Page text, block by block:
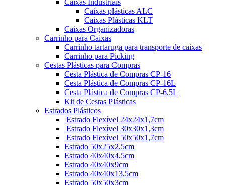
Caixas Industriais
Caixas plásticas ALC
Caixas Plásticas KLT
Caixas Organizadoras
Carrinho para Caixas
Carrinho tartaruga para transporte de caixas
Carrinho para Picking
Cestas Plásticas para Compras
Cesta Plástica de Compras CP-16
Cesta Plástica de Compras CP-16L
Cesta Plástica de Compras CP-6,5L
Kit de Cestas Plásticas
Estrados Plásticos
Estrado Flexível 24x24x1,7cm
Estrado Flexível 30x30x1,3cm
Estrado Flexível 50x50x1,7cm
Estrado 50x25x2,5cm
Estrado 40x40x4,5cm
Estrado 40x40x9cm
Estrado 40x40x13,5cm
Estrado 50x50x3cm